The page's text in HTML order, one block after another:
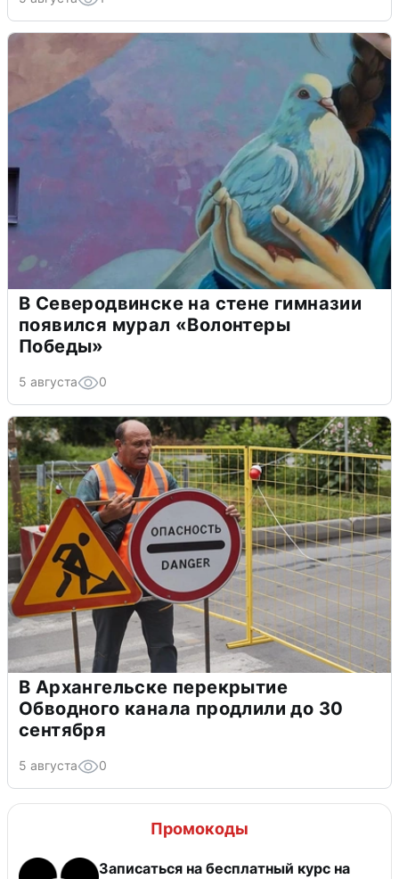
В Северодвинске на стене гимназии
появился мурал «Волонтеры
Победы»
5 августа 0
В Архангельске перекрытие
Обводного канала продлили до 30
сентября
5 августа 0
Промокоды
Записаться на бесплатный курс на